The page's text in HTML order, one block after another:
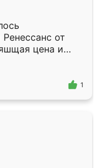
от
цена и
Приехавший
самый
1